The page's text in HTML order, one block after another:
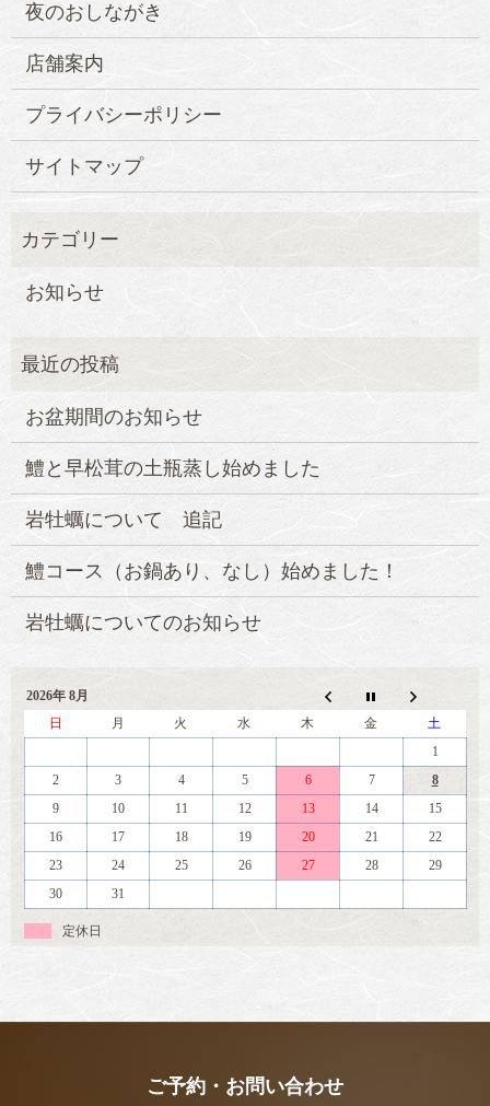
夜のおしながき
店舗案内
プライバシーポリシー
サイトマップ
お知らせ
お盆期間のお知らせ
鱧と早松茸の土瓶蒸し始めました
岩牡蠣について 追記
鱧コース（お鍋あり、なし）始めました！
岩牡蠣についてのお知らせ
2026年 8月
日
月 火 水 木 金
土
1
2
3 4 5 6 7
8
9
10 11 12 13 14
15
16
17 18 19 20 21
22
23
24 25 26 27 28
29
30
31
定休日
ご予約・お問い合わせ